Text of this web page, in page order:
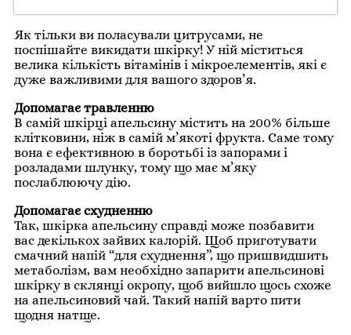
Як тільки ви поласували цитрусами, не
поспішайте викидати шкірку! У ній міститься
велика кількість вітамінів і мікроелементів, які є
дуже важливими для вашого здоров’я.
Допомагає травленню
В самій шкірці апельсину містить на 200% більше
клітковини, ніж в самій м’якоті фрукта. Саме тому
вона є ефективною в боротьбі із запорами і
розладами шлунку, тому що має м’яку
послаблюючу дію.
Допомагає схудненню
Так, шкірка апельсину справді може позбавити
вас декількох зайвих калорій. Щоб приготувати
смачний напій “для схуднення”, що пришвидшить
метаболізм, вам необхідно запарити апельсинові
шкірку в склянці окропу, щоб вийшло щось схоже
на апельсиновий чай. Такий напій варто пити
щодня натще.